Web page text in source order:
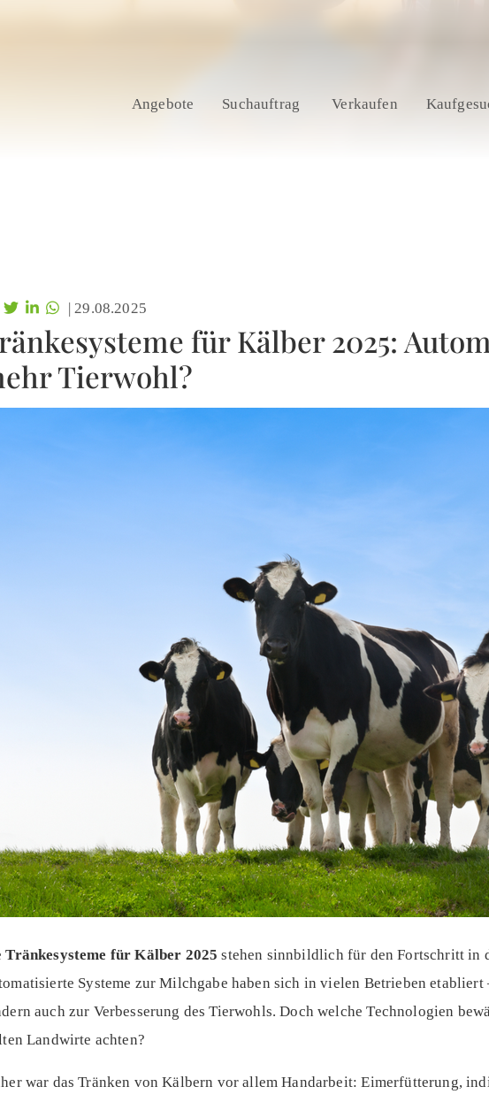
Angebote Suchauftrag Verkaufen
|29.08.2025
für Kälber 2025:
Tierwohl?
Tränkesysteme für Kälber 2025 stehen sinnbildlich für den Fortschritt in
Systeme zur Milchgabe haben sich in vielen Betrieben
auch zur Verbesserung des Tierwohls. Doch welche Technologien
Landwirte achten?
war das Tränken von Kälbern vor allem Handarbeit: Eimerfütterung,